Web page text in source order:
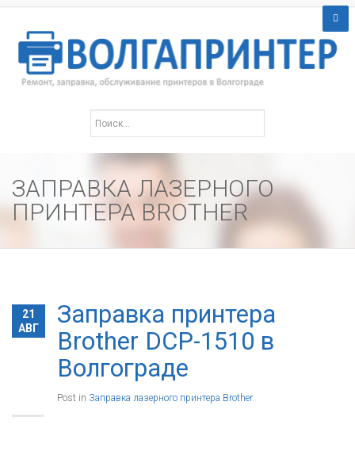
ЗАПРАВКА ЛАЗЕРНОГО
ПРИНТЕРА BROTHER
21
АВГ
Заправка принтера
Brother DCP-1510 в
Волгограде
Post in Заправка лазерного принтера Brother